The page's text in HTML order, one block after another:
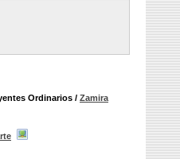
Ordinarios / Zamira